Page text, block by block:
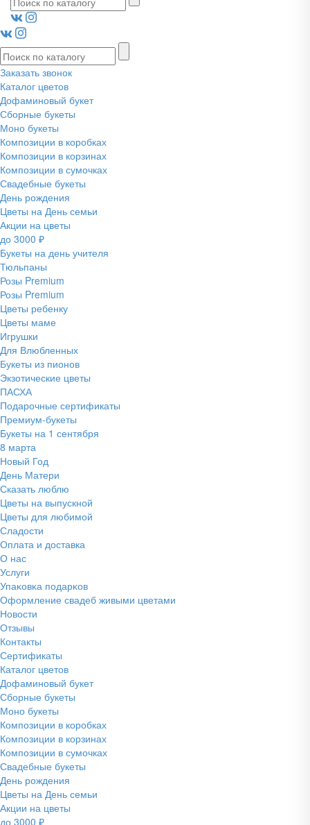
Заказать звонок
Каталог цветов
Дофаминовый букет
Сборные букеты
Моно букеты
Композиции в коробках
Композиции в корзинах
Композиции в сумочках
Свадебные букеты
День рождения
Цветы на День семьи
Акции на цветы
до 3000 ₽
Букеты на день учителя
Тюльпаны
Розы Premium
Розы Premium
Цветы ребенку
Цветы маме
Игрушки
Для Влюбленных
Букеты из пионов
Экзотические цветы
ПАСХА
Подарочные сертификаты
Премиум-букеты
Букеты на 1 сентября
8 марта
Новый Год
День Матери
Сказать люблю
Цветы на выпускной
Цветы для любимой
Сладости
Оплата и доставка
О нас
Услуги
Упаĸовĸа подарĸов
Оформление свадеб живыми цветами
Новости
Отзывы
Контакты
Сертификаты
Каталог цветов
Дофаминовый букет
Сборные букеты
Моно букеты
Композиции в коробках
Композиции в корзинах
Композиции в сумочках
Свадебные букеты
День рождения
Цветы на День семьи
Акции на цветы
до 3000 ₽